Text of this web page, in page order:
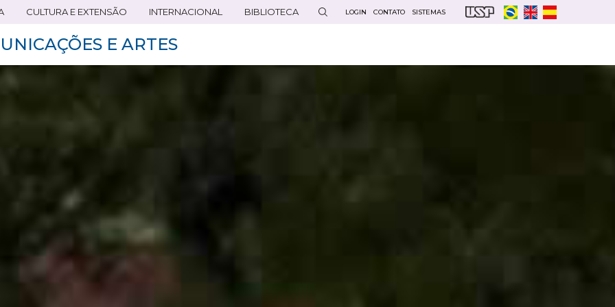
CULTURA E EXTENSÃO INTERNACIONAL BIBLIOTECA LOGIN CONTATO SISTEMAS
E ARTES